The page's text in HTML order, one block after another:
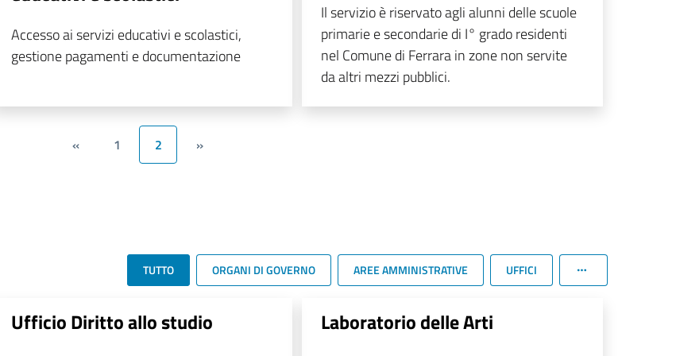
Accesso ai servizi educativi e scolastici,
gestione pagamenti e documentazione
Il servizio è riservato agli alunni delle scuole
primarie e secondarie di I° grado residenti
nel Comune di Ferrara in zone non servite
da altri mezzi pubblici.
« 1 2 »
TUTTO ORGANI DI GOVERNO AREE AMMINISTRATIVE UFFICI
Ufficio Diritto allo studio Laboratorio delle Arti